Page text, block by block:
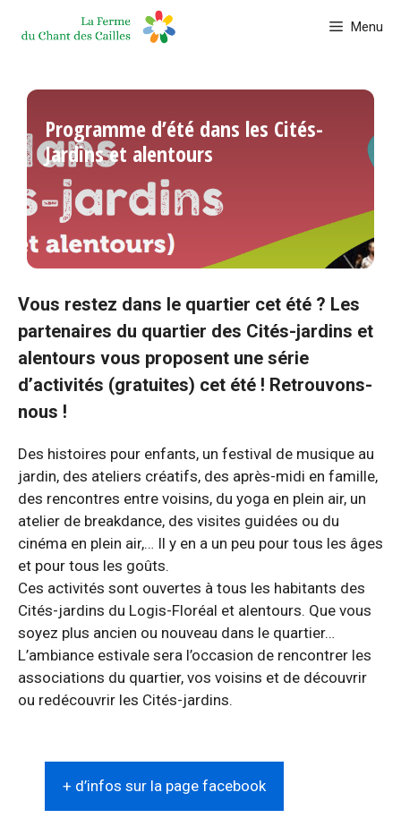
Menu
Programme d’été dans les Cités-
Jardins et alentours
Vous restez dans le quartier cet été ? Les
partenaires du quartier des Cités-jardins et
alentours vous proposent une série
d’activités (gratuites) cet été ! Retrouvons-
nous !
Des histoires pour enfants, un festival de musique au
jardin, des ateliers créatifs, des après-midi en famille,
des rencontres entre voisins, du yoga en plein air, un
atelier de breakdance, des visites guidées ou du
cinéma en plein air,… Il y en a un peu pour tous les âges
et pour tous les goûts.
Ces activités sont ouvertes à tous les habitants des
Cités-jardins du Logis-Floréal et alentours. Que vous
soyez plus ancien ou nouveau dans le quartier…
L’ambiance estivale sera l’occasion de rencontrer les
associations du quartier, vos voisins et de découvrir
ou redécouvrir les Cités-jardins.
+ d’infos sur la page facebook